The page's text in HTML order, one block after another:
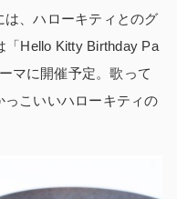
、ハローキティとのグ
「Hello Kitty Birthday Pa
マに開催予定。歌って
こいいハローキティの